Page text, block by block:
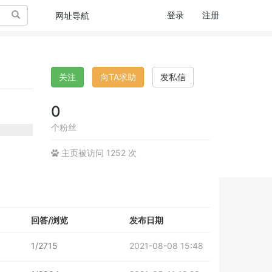
搜索 网址导航 登录 注册
关注 向TA求助 发私信
0
个粉丝
主页被访问 1252 次
回答/浏览 发布日期
1/2715 2021-08-08 15:48